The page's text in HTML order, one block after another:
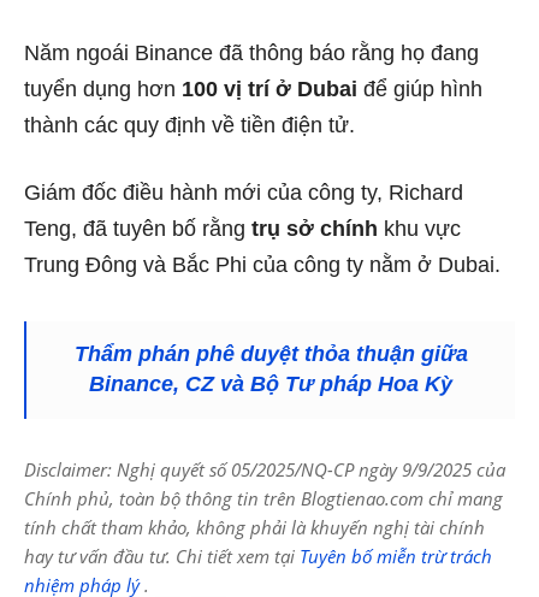
Năm ngoái Binance đã thông báo rằng họ đang
tuyển dụng hơn 100 vị trí ở Dubai để giúp hình
thành các quy định về tiền điện tử.
Giám đốc điều hành mới của công ty, Richard
Teng, đã tuyên bố rằng trụ sở chính khu vực
Trung Đông và Bắc Phi của công ty nằm ở Dubai.
Thẩm phán phê duyệt thỏa thuận giữa
Binance, CZ và Bộ Tư pháp Hoa Kỳ
Disclaimer: Nghị quyết số 05/2025/NQ-CP ngày 9/9/2025 của
Chính phủ, toàn bộ thông tin trên Blogtienao.com chỉ mang
tính chất tham khảo, không phải là khuyến nghị tài chính
hay tư vấn đầu tư. Chi tiết xem tại Tuyên bố miễn trừ trách
nhiệm pháp lý.